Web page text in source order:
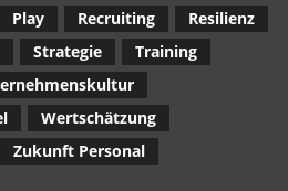
Play Recruiting
Resilienz
Strategie
Training
Wertschätzung
Zukunft Personal